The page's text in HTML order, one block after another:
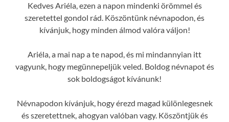
Kedves Ariéla, ezen a napon mindenki örömmel és
szeretettel gondol rád. Köszöntünk névnapodon, és
kívánjuk, hogy minden álmod valóra váljon!
Ariéla, a mai nap a te napod, és mi mindannyian itt
vagyunk, hogy megünnepeljük veled. Boldog névnapot és
sok boldogságot kívánunk!
Névnapodon kívánjuk, hogy érezd magad különlegesnek
és szeretettnek, ahogyan valóban vagy. Köszöntjük és